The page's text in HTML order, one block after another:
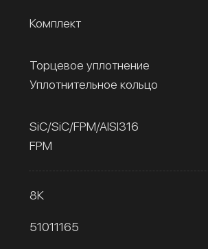
Комплект
Торцевое уплотнение
Уплотнительное кольцо
SiC/SiC/FPM/AISI316
FPM
8К
51011165